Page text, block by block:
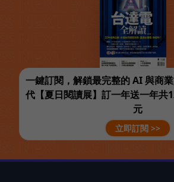
一鍵訂閱，解鎖最完整的 AI 與商
代【夏日閱讀展】訂一年送一年共
元
立即訂閱 >>